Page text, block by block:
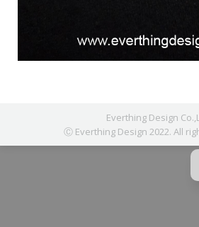
Everthing Design
Ⓒ Everthing Design 2022. All